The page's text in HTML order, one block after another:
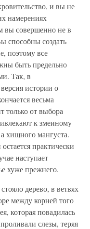
и вы не
намерениях
вы совершенно не в
способны создать
поэтому все
быть предельно
Так, в
истории о
весьма
только от выбора
к змеиному
хищного мангуста.
практически
наступает
хуже прежнего.
дерево, в ветвях
между корней того
которая повадилась
слезы, теряя